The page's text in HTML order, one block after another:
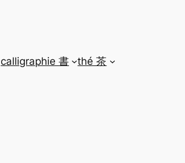
calligraphie 書 thé 茶